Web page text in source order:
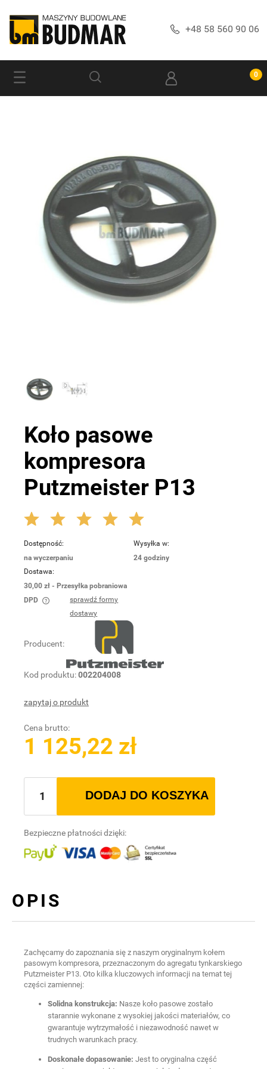
+48 58 560 90 06
Produkty Szukaj
Koło pasowe
kompresora
Putzmeister P13
Dostępność:
na wyczerpaniu
Wysyłka w:
24 godziny
Dostawa:
30,00 zł - Przesyłka pobraniowa
DPD
Cena nie zawiera ewentualnych kosztów płatności
sprawdź formy
dostawy
Producent:
Kod produktu:002204008
zapytaj o produkt
Cena brutto:
1 125,22 zł
DODAJ DO KOSZYKA
Bezpieczne płatności dzięki:
OPIS
Zachęcamy do zapoznania się z naszym oryginalnym kołem
pasowym kompresora, przeznaczonym do agregatu tynkarskiego
Putzmeister P13. Oto kilka kluczowych informacji na temat tej
części zamiennej:
Solidna konstrukcja: Nasze koło pasowe zostało
starannie wykonane z wysokiej jakości materiałów, co
gwarantuje wytrzymałość i niezawodność nawet w
trudnych warunkach pracy.
Doskonałe dopasowanie: Jest to oryginalna część